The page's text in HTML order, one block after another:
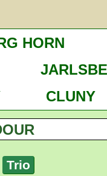
HORN
CLUNY
Trio